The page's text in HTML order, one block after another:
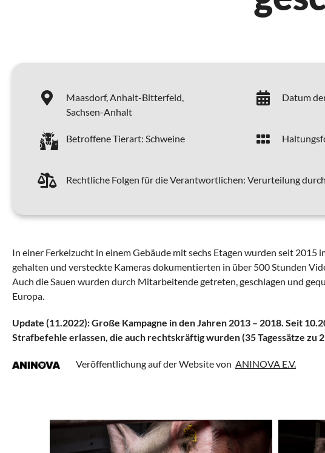
Maasdorf,Anhalt-Bitterfeld,
Sachsen-Anhalt
Datum
Betroffene Tierart: Schweine
Rechtliche Folgen für die Verantwortlichen: Verurteilung
In einer Ferkelzucht in einem Gebäude mit sechs Etagen wurden seit
gehalten und versteckte Kameras dokumentierten in über 500 Stunden
Auch die Sauen wurden durch Mitarbeitende getreten, geschlagen und
Europa.
Update (11.2022): Große Kampagne in den Jahren 2013 – 2018. Seit
Strafbefehle erlassen, die auch rechtskräftig wurden (35 Tagessätze zu
Veröffentlichung auf der Website von ANINOVA E.V.